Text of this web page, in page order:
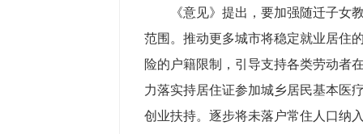
《意见》提出，要加强随迁子
范围。推动更多城市将稳定就业居住
险的户籍限制，引导支持各类劳动者
力落实持居住证参加城乡居民基本医
创业扶持。逐步将未落户常住人口纳